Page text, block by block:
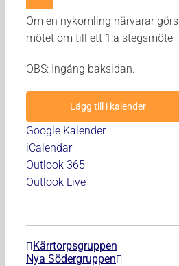
Om en nykomling närvarar görs
mötet om till ett 1:a stegsmöte
OBS: Ingång baksidan.
Lägg till i kalender
Google Kalender
iCalendar
Outlook 365
Outlook Live
Kärrtorpsgruppen
Nya Södergruppen